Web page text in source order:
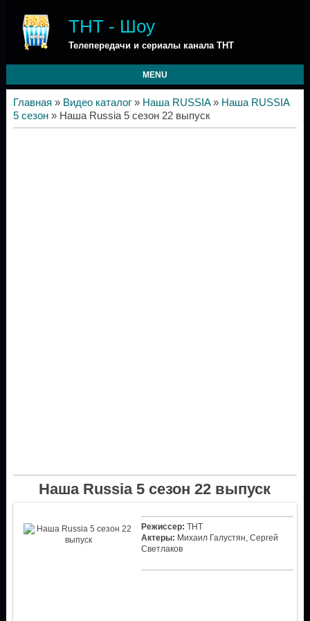
ТНТ - Шоу
Телепередачи и сериалы канала ТНТ
MENU
Главная » Видео каталог» Наша RUSSIA» Наша RUSSIA
5 сезон» Наша Russia 5 сезон 22 выпуск
Наша Russia 5 сезон 22 выпуск
Режиссер: ТНТ
Актеры: Михаил Галустян, Сергей
Светлаков